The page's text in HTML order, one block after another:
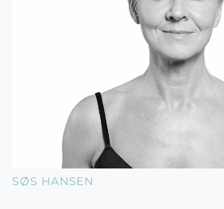
SØS HANSEN